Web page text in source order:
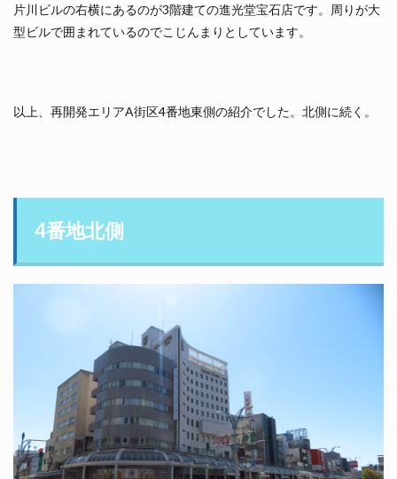
片川ビルの右横にあるのが3階建ての進光堂宝石店です。周りが大
型ビルで囲まれているのでこじんまりとしています。
以上、再開発エリアA街区4番地東側の紹介でした。北側に続く。
4番地北側